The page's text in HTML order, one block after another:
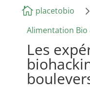
 placetobio 5
Alimentation Bio
Les